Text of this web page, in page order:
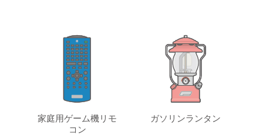
家庭用ゲーム機リモ
コン
ガソリンランタン